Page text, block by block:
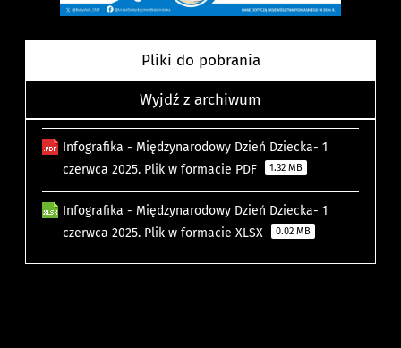
Pliki do pobrania
Wyjdź z archiwum
Infografika - Międzynarodowy Dzień Dziecka- 1
czerwca 2025. Plik w formacie PDF
1.32 MB
Infografika - Międzynarodowy Dzień Dziecka- 1
czerwca 2025. Plik w formacie XLSX
0.02 MB